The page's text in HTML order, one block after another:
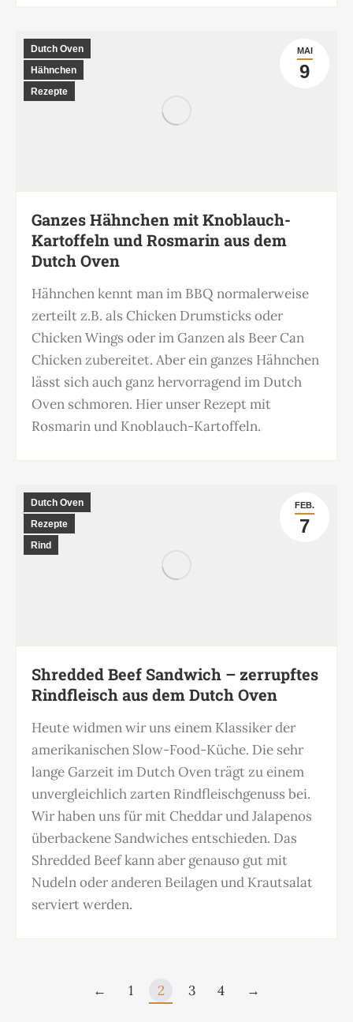
MAI
9
Dutch Oven
Hähnchen
Rezepte
Ganzes Hähnchen mit Knoblauch-
Kartoffeln und Rosmarin aus dem
Dutch Oven
Hähnchen kennt man im BBQ normalerweise
zerteilt z.B. als Chicken Drumsticks oder
Chicken Wings oder im Ganzen als Beer Can
Chicken zubereitet. Aber ein ganzes Hähnchen
lässt sich auch ganz hervorragend im Dutch
Oven schmoren. Hier unser Rezept mit
Rosmarin und Knoblauch-Kartoffeln.
FEB.
7
Dutch Oven
Rezepte
Rind
Shredded Beef Sandwich – zerrupftes
Rindfleisch aus dem Dutch Oven
Heute widmen wir uns einem Klassiker der
amerikanischen Slow-Food-Küche. Die sehr
lange Garzeit im Dutch Oven trägt zu einem
unvergleichlich zarten Rindfleischgenuss bei.
Wir haben uns für mit Cheddar und Jalapenos
überbackene Sandwiches entschieden. Das
Shredded Beef kann aber genauso gut mit
Nudeln oder anderen Beilagen und Krautsalat
serviert werden.
← 1 2 3 4 →